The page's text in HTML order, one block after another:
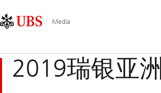
Area
Navigation
Media
2019瑞银亚